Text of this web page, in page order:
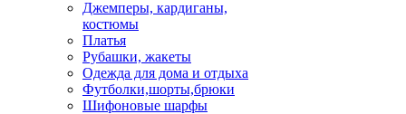
Джемперы, кардиганы,
костюмы
Платья
Рубашки, жакеты
Одежда для дома и отдыха
Футболки,шорты,брюки
Шифоновые шарфы